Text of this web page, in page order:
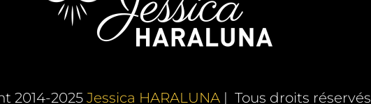
2014-2025 Jessica HARALUNA| Tous droits réservés